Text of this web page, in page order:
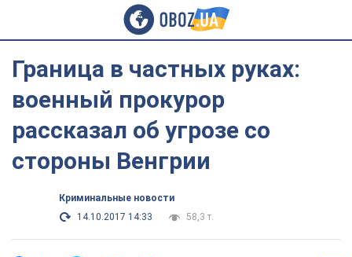
Граница в частных руках:
военный прокурор
рассказал об угрозе со
стороны Венгрии
Криминальные новости
14.10.2017 14:33
58,3 т.